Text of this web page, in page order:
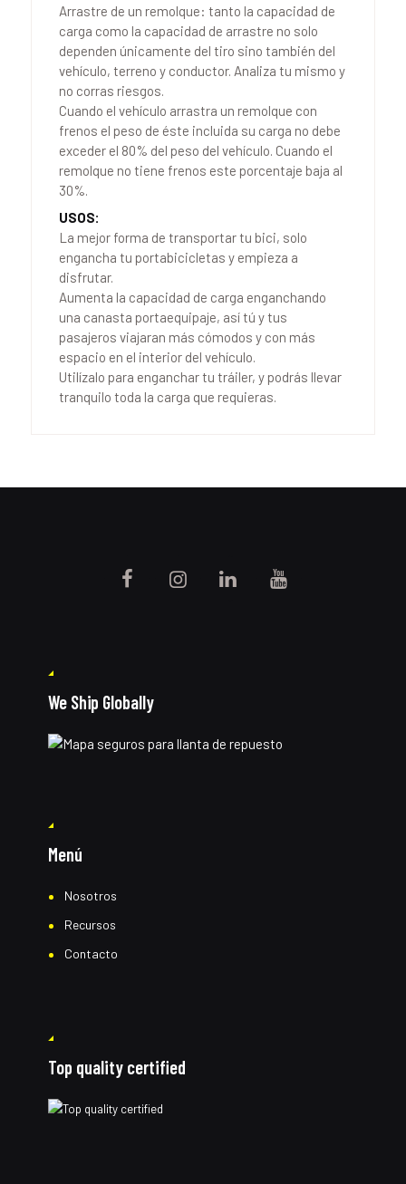
Arrastre de un remolque: tanto la capacidad de
carga como la capacidad de arrastre no solo
dependen únicamente del tiro sino también del
vehículo, terreno y conductor. Analiza tu mismo y
no corras riesgos.
Cuando el vehículo arrastra un remolque con
frenos el peso de éste incluida su carga no debe
exceder el 80% del peso del vehículo. Cuando el
remolque no tiene frenos este porcentaje baja al
30%.
USOS:
La mejor forma de transportar tu bici, solo
engancha tu portabicicletas y empieza a
disfrutar.
Aumenta la capacidad de carga enganchando
una canasta portaequipaje, así tú y tus
pasajeros viajaran más cómodos y con más
espacio en el interior del vehículo.
Utilízalo para enganchar tu tráiler, y podrás llevar
tranquilo toda la carga que requieras.
We Ship Globally
Menú
Nosotros
Recursos
Contacto
Top quality certified